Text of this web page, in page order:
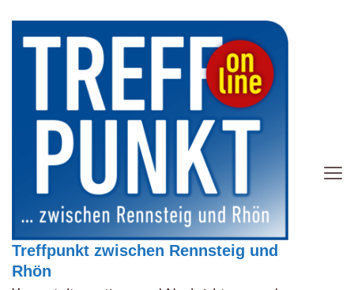
Treffpunkt zwischen Rennsteig und
Rhön